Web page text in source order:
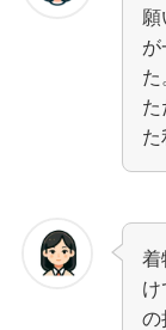
願
が
た
た
た
着
け
の